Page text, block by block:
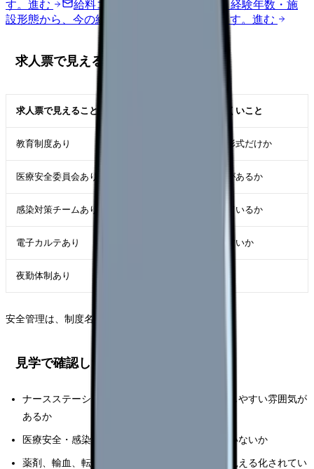
す。 進む 給料コンパスで比較する
地域・経験年数・施
設形態から、今の給料の現在地を確認できます。 進む
求人票で見えること・見えないこと
求人票で見えること 求人票だけでは見えにくいこと
教育制度あり 研修が勤務時間内か、形式だけか
医療安全委員会あり インシデント後の支援があるか
感染対策チームあり 現場にルールが浸透しているか
電子カルテあり 記録ルールが分かりやすいか
夜勤体制あり
安全管理は、制度名ではなく運用で見ます。
見学で確認したいポイント
ナースステーションにインシデント報告を相談しやすい雰囲気が
あるか
医療安全・感染対策の掲示が古いままになっていないか
薬剤、輸血、転倒転落、身体拘束などの手順が見える化されてい